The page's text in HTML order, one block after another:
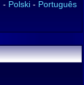
- Polski - Português